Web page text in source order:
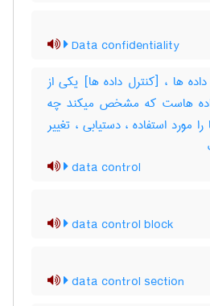
Data confidentiality
ها ، [کنترل داده ها] یکی از
هاست که مشخص میکند چه
مورد استفاده ، دستیابی ، تغییر
data control
data control block
data control section